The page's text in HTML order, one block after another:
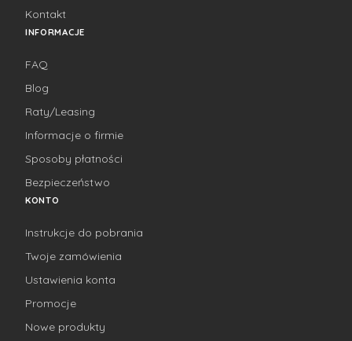
Kontakt
INFORMACJE
FAQ
Blog
Raty/Leasing
Informacje o firmie
Sposoby płatności
Bezpieczeństwo
KONTO
Instrukcje do pobrania
Twoje zamówienia
Ustawienia konta
Promocje
Nowe produkty